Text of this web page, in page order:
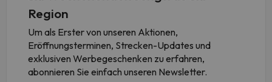
Region
Um als Erster von unseren Aktionen,
Eröffnungsterminen, Strecken-Updates und
exklusiven Werbegeschenken zu erfahren,
abonnieren Sie einfach unseren Newsletter.